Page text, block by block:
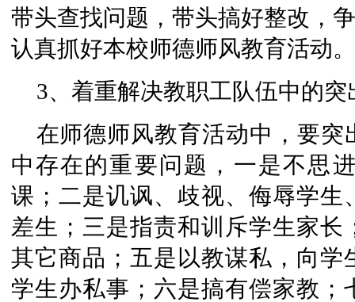
带头查找问题，带头搞好整改，
认真抓好本校师德师风教育活动。
3、着重解决教职工队伍中的突
在师德师风教育活动中，要
中存在的重要问题，一是不思
课；二是讥讽、歧视、侮辱学
差生；三是指责和训斥学生家
其它商品；五是以教谋私，向
学生办私事；六是搞有偿家教